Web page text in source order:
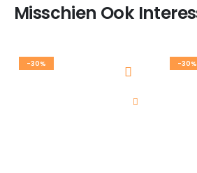
Misschien Ook
-30% -30%